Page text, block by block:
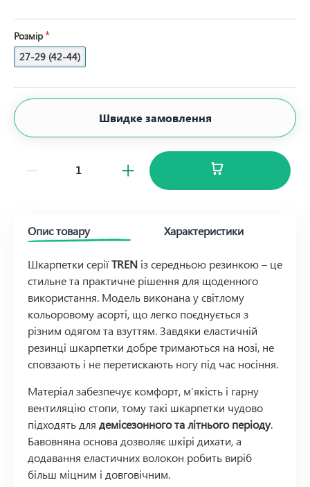
Розмір
27-29 (42-44)
Швидке замовлення
Опис товару Характеристики
Шкарпетки серіїTREN із середньою резинкою – це
стильне та практичне рішення для щоденного
використання. Модель виконана у світлому
кольоровому асорті, що легко поєднується з
різним одягом та взуттям. Завдяки еластичній
резинці шкарпетки добре тримаються на нозі, не
сповзають і не перетискають ногу під час носіння.
Матеріал забезпечує комфорт, м’якість і гарну
вентиляцію стопи, тому такі шкарпетки чудово
підходять для демісезонного та літнього періоду.
Бавовняна основа дозволяє шкірі дихати, а
додавання еластичних волокон робить виріб
більш міцним і довговічним.